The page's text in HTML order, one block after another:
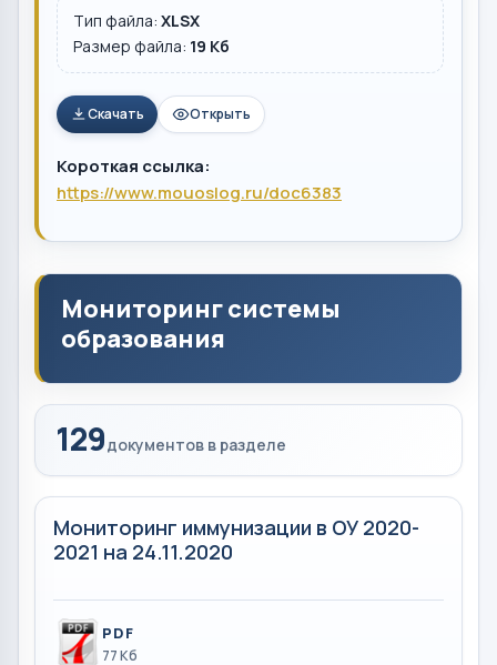
Тип файла: XLSX
Размер файла: 19 Кб
Скачать Открыть
Короткая ссылка:
https://www.mouoslog.ru/doc6383
Мониторинг системы
образования
129документов в разделе
Мониторинг иммунизации в ОУ 2020-
2021 на 24.11.2020
PDF
77 Кб